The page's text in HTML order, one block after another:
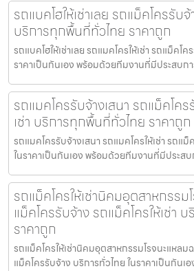
รถแบคโฮให้เช่าเลย รถแม็คโครรับ
บริการทุกพื้นที่ทั่วไทย ราคาถูก
รถแบคโฮให้เช่าเลย รถแมคโครให้เช่า รถแม็คโ
ราคาเป็นกันเอง พร้อมด้วยทีมงานที่มีประสบก
รถแมคโครรับจ้างเสนา รถแม็คโค
เช่า บริการทุกพื้นที่ทั่วไทย ราคาถูก
รถแมคโครรับจ้างเสนา รถแมคโครให้เช่า รถแ
ในราคาเป็นกันเอง พร้อมด้วยทีมงานที่มีประส
รถแม็คโครให้เช่านิคมอุตสาหกรร
แม็คโครรับจ้าง รถแม็คโครให้เช่า
ราคาถูก
รถแม็คโครให้เช่านิคมอุตสาหกรรมโรจนะแหลม
แม็คโครรับจ้าง บริการทั่วไทย ในราคาเป็นกัน